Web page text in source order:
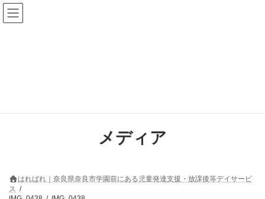
コ
ン
テ
ナ
ビ
ゲ
メディア
はればれ｜奈良県奈良市学園前にある児童発達支援・放課後等デイサービ
ス